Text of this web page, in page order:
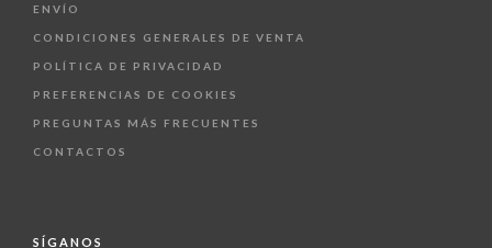
ENVÍO
CONDICIONES GENERALES DE VENTA
POLÍTICA DE PRIVACIDAD
PREFERENCIAS DE COOKIES
PREGUNTAS MÁS FRECUENTES
CONTACTOS
SÍGANOS